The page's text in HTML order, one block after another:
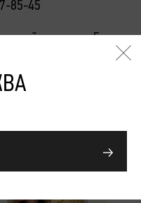
85-45
проезд, д.5